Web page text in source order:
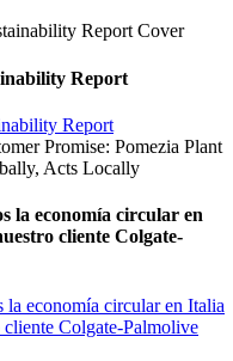
Report
Report
la economía circular en
cliente Colgate-
la economía circular en Italia
cliente Colgate-Palmolive